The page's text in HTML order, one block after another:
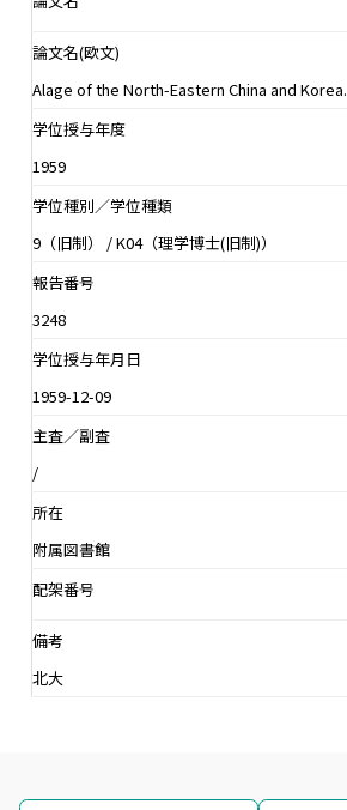
論文名(欧文)
Alage of the North-Eastern China and Korea.
学位授与年度
1959
学位種別／学位種類
9（旧制） / K04（理学博士(旧制)）
報告番号
3248
学位授与年月日
1959-12-09
主査／副査
/
所在
附属図書館
配架番号
備考
北大